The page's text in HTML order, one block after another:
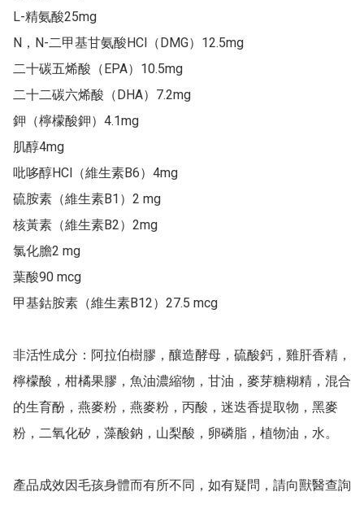
L-精氨酸25mg
N，N-二甲基甘氨酸HCl（DMG）12.5mg
二十碳五烯酸（EPA）10.5mg
二十二碳六烯酸（DHA）7.2mg
鉀（檸檬酸鉀）4.1mg
肌醇4mg
吡哆醇HCl（維生素B6）4mg
硫胺素（維生素B1）2 mg
核黃素（維生素B2）2mg
氯化膽2 mg
葉酸90 mcg
甲基鈷胺素（維生素B12）27.5 mcg
非活性成分：阿拉伯樹膠，釀造酵母，硫酸鈣，雞肝香精，
檸檬酸，柑橘果膠，魚油濃縮物，甘油，麥芽糖糊精，混合
的生育酚，燕麥粉，燕麥粉，丙酸，迷迭香提取物，黑麥
粉，二氧化矽，藻酸鈉，山梨酸，卵磷脂，植物油，水。
產品成效因毛孩身體而有所不同，如有疑問，請向獸醫查詢